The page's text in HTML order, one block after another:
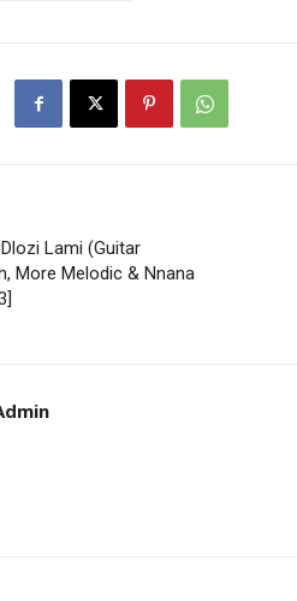
Lami (Guitar
More Melodic & Nnana